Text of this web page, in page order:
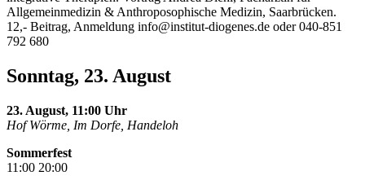
Allgemeinmedizin & Anthroposophische Medizin, Saarbrücken.
12,- Beitrag, Anmeldung info@institut-diogenes.de oder 040-851
792 680
Sonntag, 23. August
23. August, 11:00 Uhr
Hof Wörme, Im Dorfe, Handeloh
Sommerfest
11:00 20:00